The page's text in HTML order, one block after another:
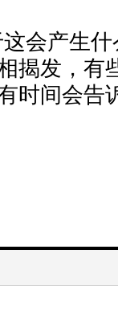
会产生
揭发，有
时间会告